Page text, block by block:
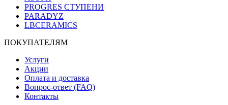
PROGRES СТУПЕНИ
PARADYZ
LBCERAMICS
ПОКУПАТЕЛЯМ
Услуги
Акции
Оплата и доставка
Вопрос-ответ (FAQ)
Контакты